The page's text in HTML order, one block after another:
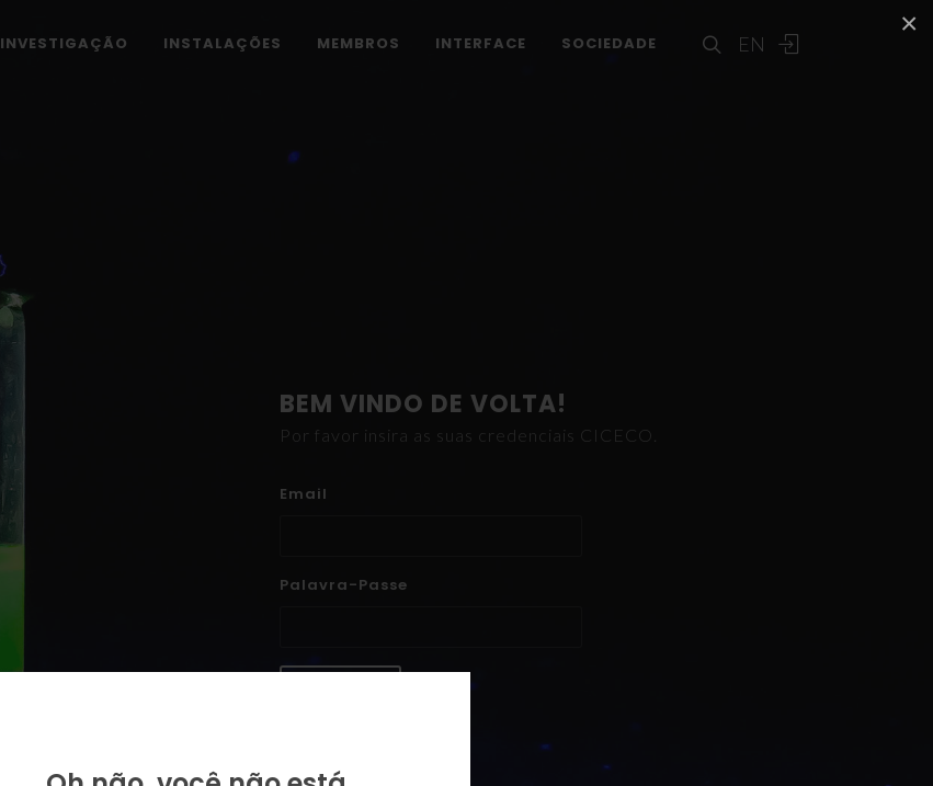
×
EN
INVESTIGAÇÃO INSTALAÇÕES MEMBROS INTERFACE SOCIEDADE
BEM VINDO DE VOLTA!
Por favor insira as suas credenciais CICECO.
Email
Palavra-Passe